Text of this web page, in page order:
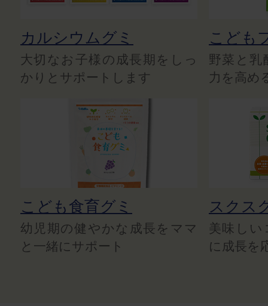
カルシウムグミ
大切なお子様の成長期をしっ
かりとサポートします
こども
野菜と乳
力を高め
こども食育グミ
幼児期の健やかな成長をママ
と一緒にサポート
スクス
美味しい
に成長を